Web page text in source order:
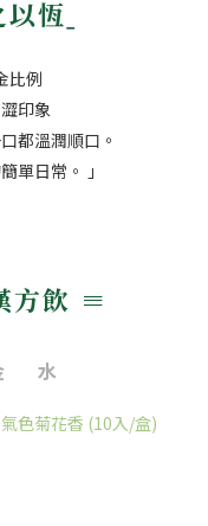
恆ˍ
比例
印象
都溫潤順口。
單日常。 」
方飲 ≡
水